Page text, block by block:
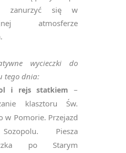
zanurzyć się w
atmosferze
wycieczki do
tego dnia:
i rejs statkiem –
klasztoru Św.
w Pomorie. Przejazd
Piesza
po Starym